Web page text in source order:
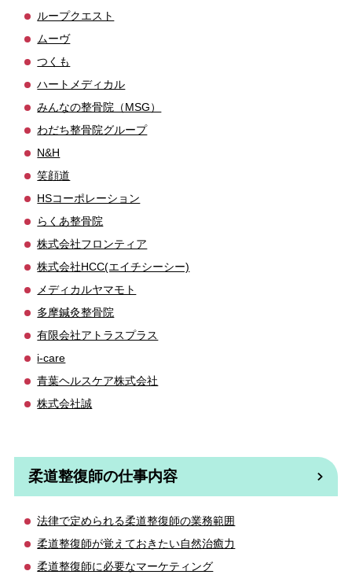
ループクエスト
ムーヴ
つくも
ハートメディカル
みんなの整骨院（MSG）
わだち整骨院グループ
N&H
笑顔道
HSコーポレーション
らくあ整骨院
株式会社フロンティア
株式会社HCC(エイチシーシー)
メディカルヤマモト
多摩鍼灸整骨院
有限会社アトラスプラス
i-care
青葉ヘルスケア株式会社
株式会社誠
柔道整復師の仕事内容
法律で定められる柔道整復師の業務範囲
柔道整復師が覚えておきたい自然治癒力
柔道整復師に必要なマーケティング